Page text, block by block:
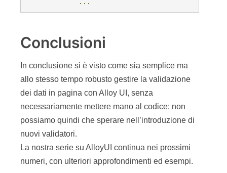
...
Conclusioni
In conclusione si è visto come sia semplice ma
allo stesso tempo robusto gestire la validazione
dei dati in pagina con Alloy UI, senza
necessariamente mettere mano al codice; non
possiamo quindi che sperare nell’introduzione di
nuovi validatori.
La nostra serie su AlloyUI continua nei prossimi
numeri, con ulteriori approfondimenti ed esempi.